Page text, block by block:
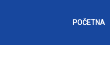
POČETNA